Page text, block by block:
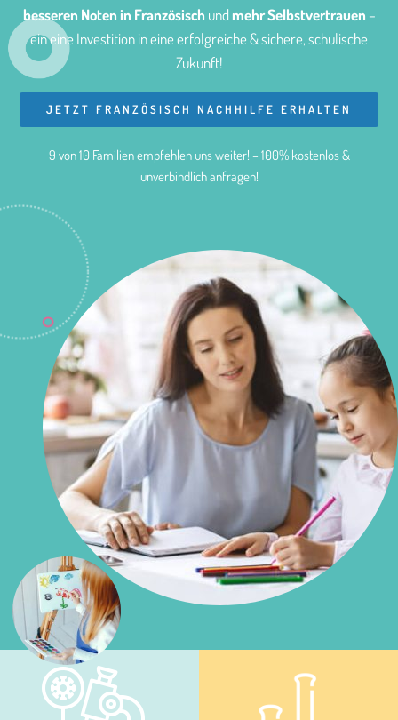
besseren Noten in Französisch undmehr Selbstvertrauen –
ein eine Investition in eine erfolgreiche & sichere, schulische
Zukunft!
JETZT FRANZÖSISCH NACHHILFE ERHALTEN
9 von 10 Familien empfehlen uns weiter! – 100% kostenlos &
unverbindlich anfragen!